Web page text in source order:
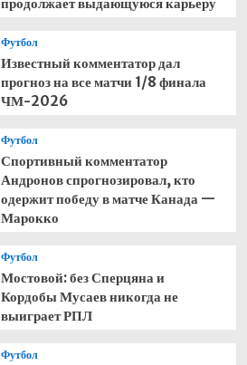
Футбол
Известный комментатор дал
прогноз на все матчи 1/8 финала
ЧМ-2026
Футбол
Спортивный комментатор
Андронов спрогнозировал, кто
одержит победу в матче Канада —
Марокко
Футбол
Мостовой: без Сперцяна и
Кордобы Мусаев никогда не
выиграет РПЛ
Футбол